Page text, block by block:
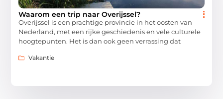
Waarom een trip naar Overijssel?
Overijssel is een prachtige provincie in het oosten van
Nederland, met een rijke geschiedenis en vele culturele
hoogtepunten. Het is dan ook geen verrassing dat
Vakantie